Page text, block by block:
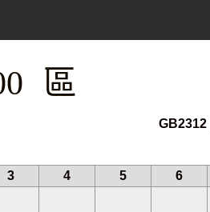
區
GB2312 |
3 4 5 6